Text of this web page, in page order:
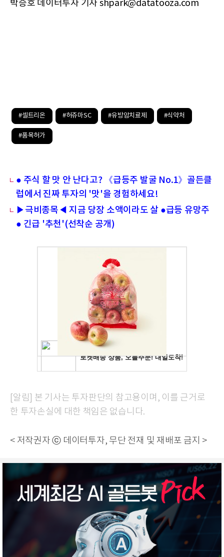
박승호 데이터투자 기자 shpark@datatooza.com
#셀트리온 #허쥬마SC #유방암치료제 #식약처
#품목허가
● 주식 할 맛 안 난다고? 《급등주 발굴 No.1》골든클
럽에서 진짜 투자의 '맛'을 경험하세요!
▶극비종목◀ 지금 당장 소액이라도 살 ●급등 유망주
● 긴급 '추천'(선착순 공개)
[알림] 본 기사는 투자판단의 참고용이며, 이를 근거로
한 투자손실에 대한 책임은 없습니다.
< 저작권자 ⓒ 데이터투자, 무단 전재 및 재배포 금지 >